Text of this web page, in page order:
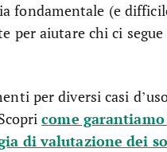
fondamentale (e
per aiutare chi ci
per diversi casi
come
di valutazione dei